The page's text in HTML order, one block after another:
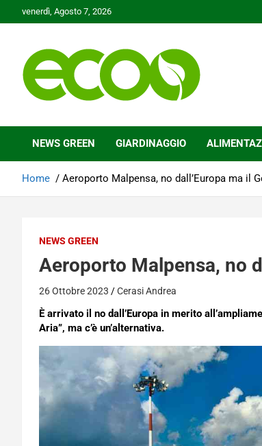
to
venerdì, Agosto 7, 2026
Ecoo.it
NEWS GREEN GIARDINAGGIO
Home Aeroporto Malpensa, no dall’Europa ma il
NEWS GREEN
Aeroporto Malpensa, no
26 Ottobre 2023 Cerasi Andrea
È arrivato il no dall’Europa in merito
Aria”, ma c’è un’alternativa.